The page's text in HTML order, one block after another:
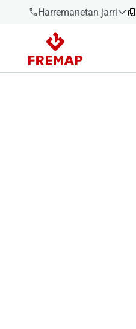
Harremanetan jarri
900 61 00
61